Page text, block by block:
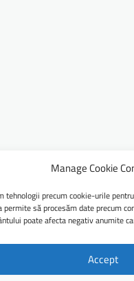
Manage Cookie
tehnologii precum cookie-urile
să procesăm date precum
poate afecta negativ anumite
Accept